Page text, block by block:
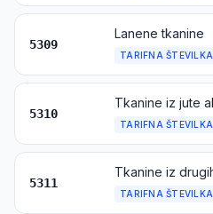
5309
Lanene tkanine
TARIFNA ŠTEVILKA
5310
TARIFNA ŠTEVILKA
5311
TARIFNA ŠTEVILKA